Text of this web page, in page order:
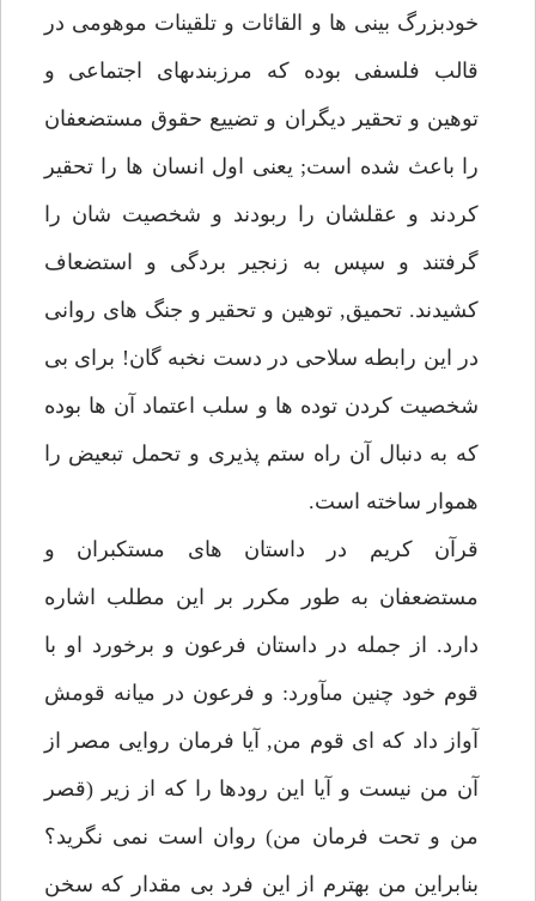
خودبزرگ بينى ها و القائات و تلقينات موهومى در
قالب فلسفى بوده كه مرزبندىهاى اجتماعى و
توهين و تحقير ديگران و تضييع حقوق مستضعفان
را باعث شده است; يعنى اول انسان ها را تحقير
كردند و عقلشان را ربودند و شخصيت شان را
گرفتند و سپس به زنجير بردگى و استضعاف
كشيدند. تحميق, توهين و تحقير و جنگ هاى روانى
در اين رابطه سلاحى در دست نخبه گان! براى بى
شخصيت كردن توده ها و سلب اعتماد آن ها بوده
كه به دنبال آن راه ستم پذيرى و تحمل تبعيض را
هموار ساخته است.
قرآن كريم در داستان هاى مستكبران و
مستضعفان به طور مكرر بر اين مطلب اشاره
دارد. از جمله در داستان فرعون و برخورد او با
قوم خود چنين مىآورد: و فرعون در ميانه قومش
آواز داد كه اى قوم من, آيا فرمان روايى مصر از
آن من نيست و آيا اين رودها را كه از زير (قصر
من و تحت فرمان من) روان است نمى نگريد؟
بنابراين من بهترم از اين فرد بى مقدار كه سخن